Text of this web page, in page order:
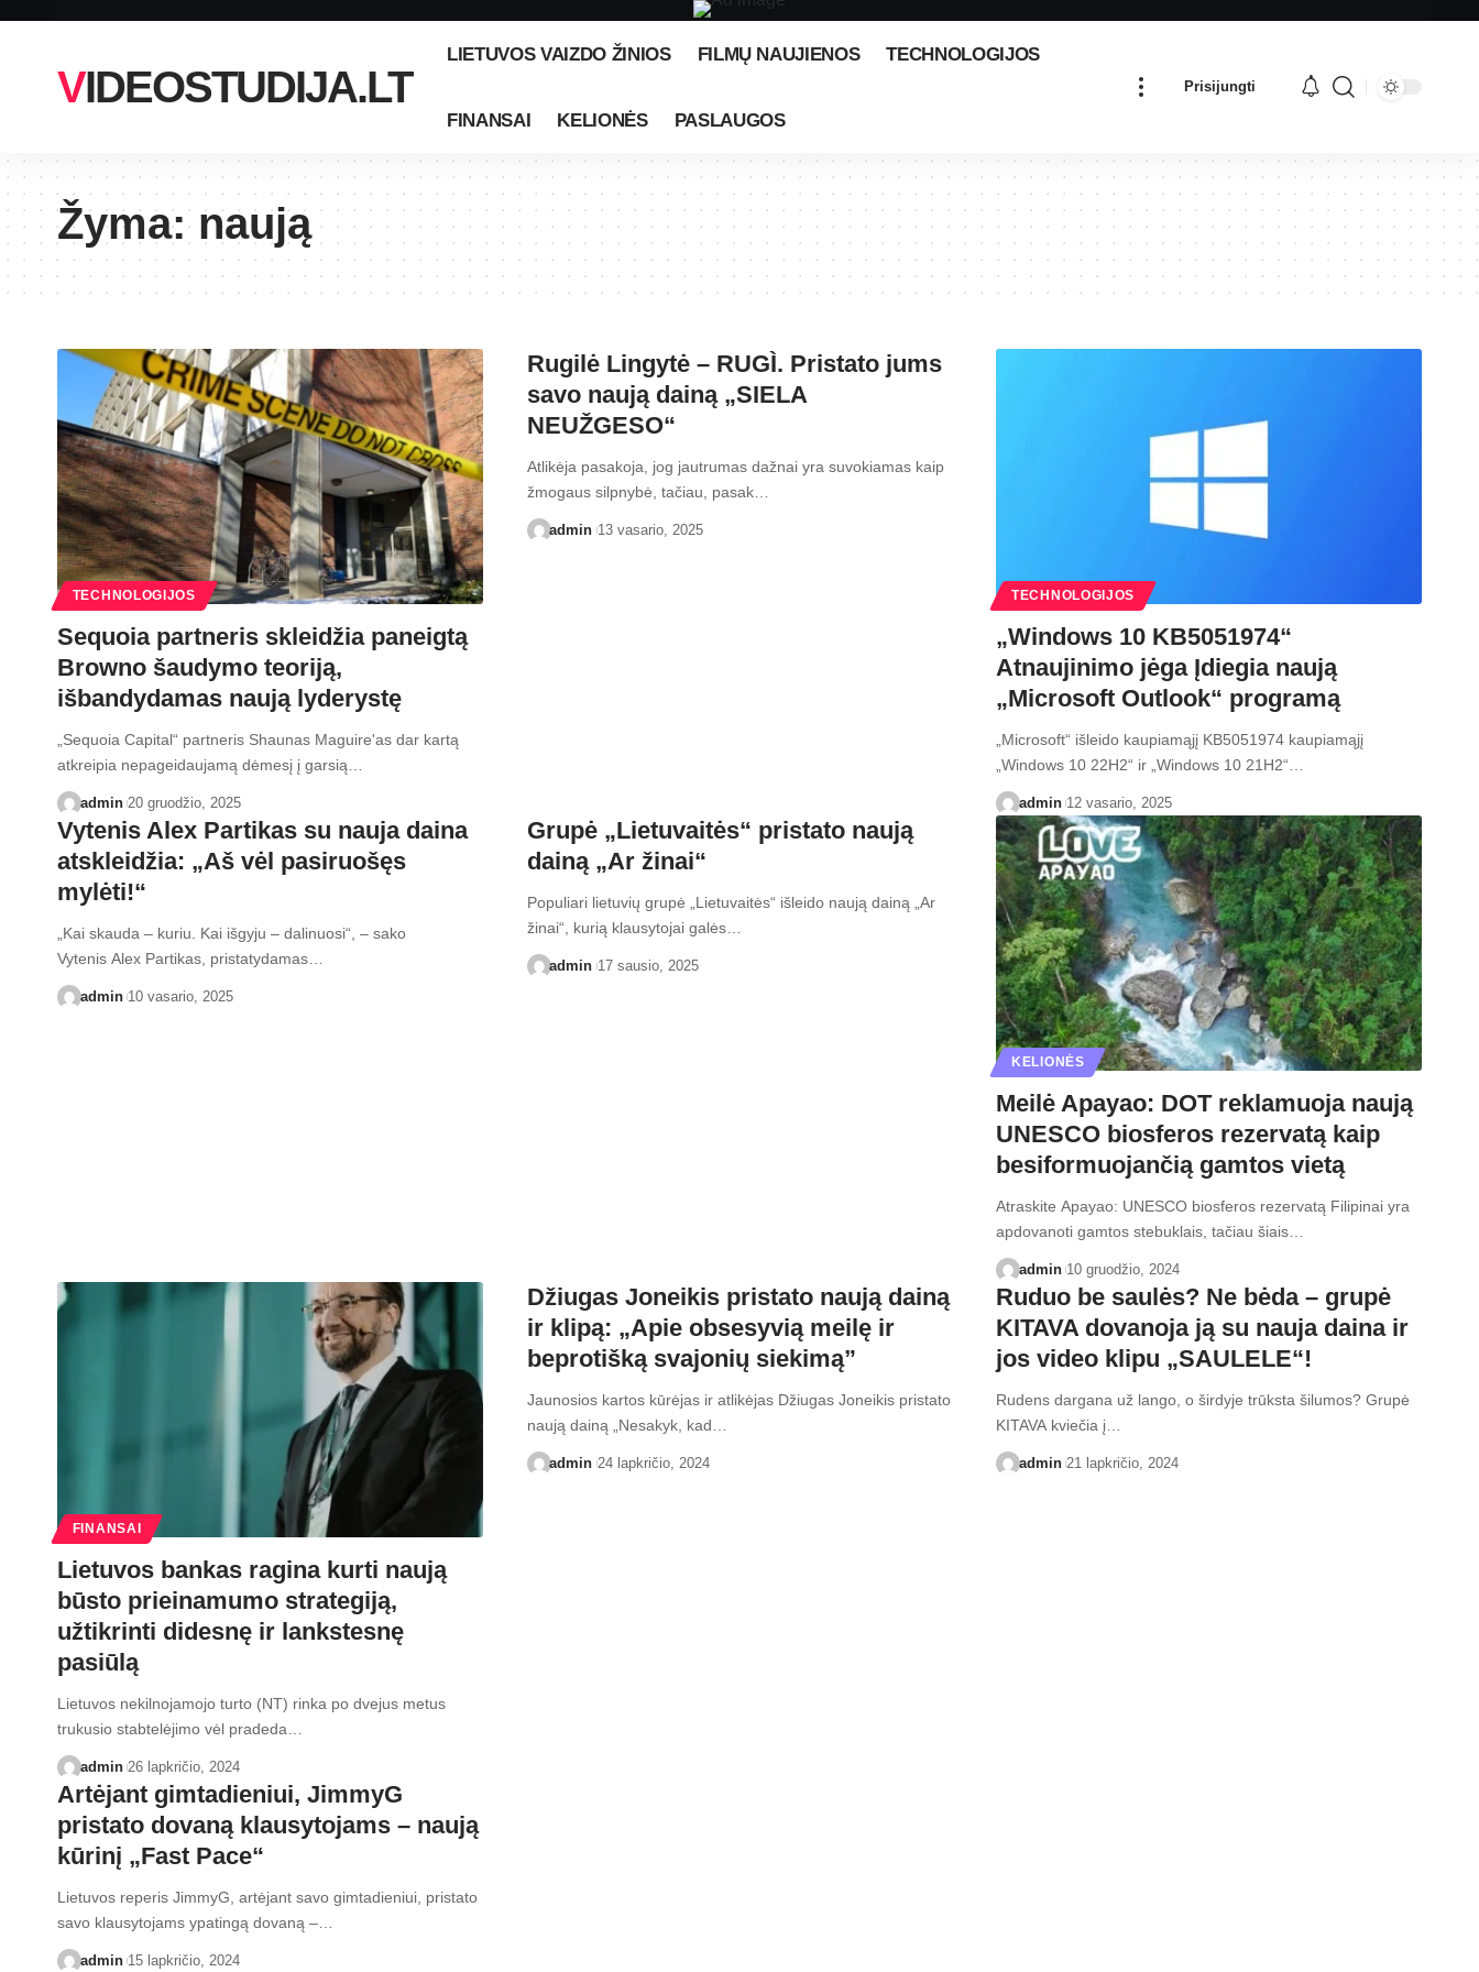
VIDEOSTUDIJA.LT
LIETUVOS VAIZDO ŽINIOS FILMŲ NAUJIENOS TECHNOLOGIJOS
FINANSAI KELIONĖS PASLAUGOS
Prisijungti
Žyma: naują
TECHNOLOGIJOS
Sequoia partneris skleidžia paneigtą
Browno šaudymo teoriją,
išbandydamas naują lyderystę
„Sequoia Capital“ partneris Shaunas Maguire'as dar kartą
atkreipia nepageidaujamą dėmesį į garsią…
admin 20 gruodžio, 2025
Rugilė Lingytė – RUGÌ. Pristato jums
savo naują dainą „SIELA
NEUŽGESO“
Atlikėja pasakoja, jog jautrumas dažnai yra suvokiamas kaip
žmogaus silpnybė, tačiau, pasak…
admin 13 vasario, 2025
TECHNOLOGIJOS
„Windows 10 KB5051974“
Atnaujinimo jėga Įdiegia naują
„Microsoft Outlook“ programą
„Microsoft“ išleido kaupiamąjį KB5051974 kaupiamąjį
„Windows 10 22H2“ ir „Windows 10 21H2“…
admin 12 vasario, 2025
Vytenis Alex Partikas su nauja daina
atskleidžia: „Aš vėl pasiruošęs
mylėti!“
„Kai skauda – kuriu. Kai išgyju – dalinuosi“, – sako
Vytenis Alex Partikas, pristatydamas…
admin 10 vasario, 2025
Grupė „Lietuvaitės“ pristato naują
dainą „Ar žinai“
Populiari lietuvių grupė „Lietuvaitės“ išleido naują dainą „Ar
žinai“, kurią klausytojai galės…
admin 17 sausio, 2025
KELIONĖS
Meilė Apayao: DOT reklamuoja naują
UNESCO biosferos rezervatą kaip
besiformuojančią gamtos vietą
Atraskite Apayao: UNESCO biosferos rezervatą Filipinai yra
apdovanoti gamtos stebuklais, tačiau šiais…
admin 10 gruodžio, 2024
FINANSAI
Lietuvos bankas ragina kurti naują
būsto prieinamumo strategiją,
užtikrinti didesnę ir lankstesnę
pasiūlą
Lietuvos nekilnojamojo turto (NT) rinka po dvejus metus
trukusio stabtelėjimo vėl pradeda…
admin 26 lapkričio, 2024
Džiugas Joneikis pristato naują dainą
ir klipą: „Apie obsesyvią meilę ir
beprotišką svajonių siekimą”
Jaunosios kartos kūrėjas ir atlikėjas Džiugas Joneikis pristato
naują dainą „Nesakyk, kad…
admin 24 lapkričio, 2024
Ruduo be saulės? Ne bėda – grupė
KITAVA dovanoja ją su nauja daina ir
jos video klipu „SAULELE“!
Rudens dargana už lango, o širdyje trūksta šilumos? Grupė
KITAVA kviečia į…
admin 21 lapkričio, 2024
Artėjant gimtadieniui, JimmyG
pristato dovaną klausytojams – naują
kūrinį „Fast Pace“
Lietuvos reperis JimmyG, artėjant savo gimtadieniui, pristato
savo klausytojams ypatingą dovaną –…
admin 15 lapkričio, 2024